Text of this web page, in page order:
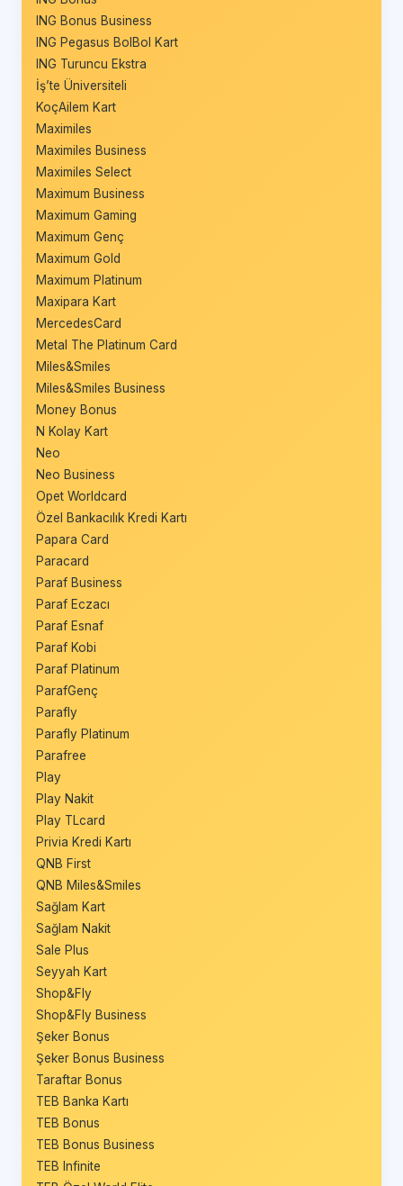
ING Bonus Business
ING Pegasus BolBol Kart
ING Turuncu Ekstra
İş’te Üniversiteli
KoçAilem Kart
Maximiles
Maximiles Business
Maximiles Select
Maximum Business
Maximum Gaming
Maximum Genç
Maximum Gold
Maximum Platinum
Maxipara Kart
MercedesCard
Metal The Platinum Card
Miles&Smiles
Miles&Smiles Business
Money Bonus
N Kolay Kart
Neo
Neo Business
Opet Worldcard
Özel Bankacılık Kredi Kartı
Papara Card
Paracard
Paraf Business
Paraf Eczacı
Paraf Esnaf
Paraf Kobi
Paraf Platinum
ParafGenç
Parafly
Parafly Platinum
Parafree
Play
Play Nakit
Play TLcard
Privia Kredi Kartı
QNB First
QNB Miles&Smiles
Sağlam Kart
Sağlam Nakit
Sale Plus
Seyyah Kart
Shop&Fly
Shop&Fly Business
Şeker Bonus
Şeker Bonus Business
Taraftar Bonus
TEB Banka Kartı
TEB Bonus
TEB Bonus Business
TEB Infinite